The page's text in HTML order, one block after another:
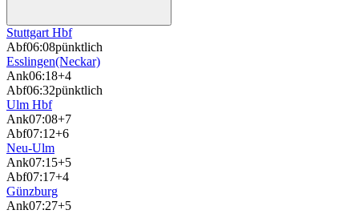
Stuttgart Hbf
Abf06:08pünktlich
Esslingen(Neckar)
Ank06:18+4
Abf06:32pünktlich
Ulm Hbf
Ank07:08+7
Abf07:12+6
Neu-Ulm
Ank07:15+5
Abf07:17+4
Günzburg
Ank07:27+5